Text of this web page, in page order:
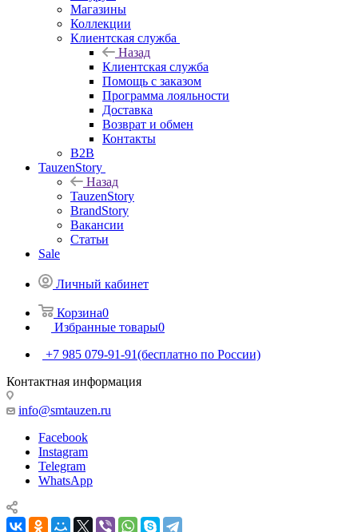
Магазины
Коллекции
Клиентская служба
Назад
Клиентская служба
Помощь с заказом
Программа лояльности
Доставка
Возврат и обмен
Контакты
B2B
TauzenStory
Назад
TauzenStory
BrandStory
Вакансии
Статьи
Sale
Личный кабинет
Корзина0
Избранные товары0
+7 985 079-91-91(бесплатно по России)
Контактная информация
info@smtauzen.ru
Facebook
Instagram
Telegram
WhatsApp